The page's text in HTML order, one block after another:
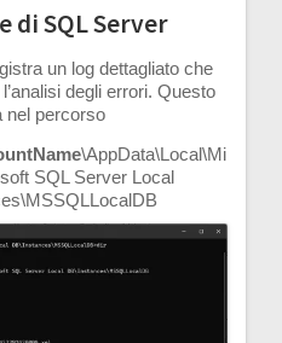
di SQL Server
un log dettagliato che
degli errori. Questo
nel percorso
\AppData\Local\Mi
SQL Server Local